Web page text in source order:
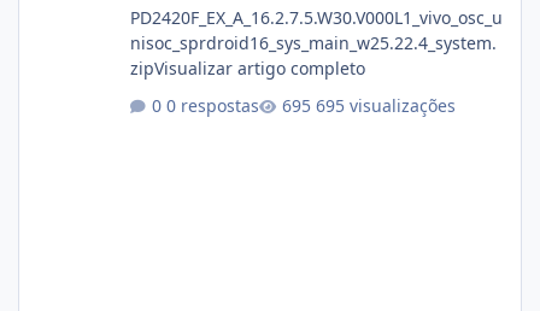
PD2420F_EX_A_16.2.7.5.W30.V000L1_vivo_osc_u
nisoc_sprdroid16_sys_main_w25.22.4_system.
zipVisualizar artigo completo
0 respostas
695 visualizações